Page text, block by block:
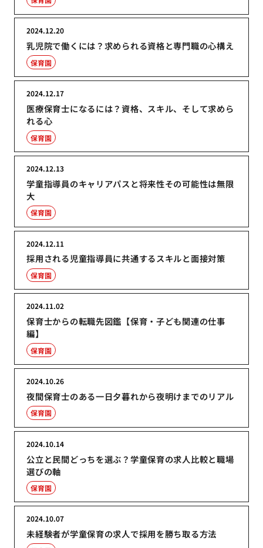
乳児院で働くには？求められる資格と専門職の心構え
2024.12.20
保育園
医療保育士になるには？資格、スキル、そして求めら
れる心
2024.12.17
保育園
学童指導員のキャリアパスと将来性その可能性は無限
大
2024.12.13
保育園
採用される児童指導員に共通するスキルと面接対策
2024.12.11
保育園
保育士からの転職先図鑑【保育・子ども関連の仕事
編】
2024.11.02
保育園
夜間保育士のある一日夕暮れから夜明けまでのリアル
2024.10.26
保育園
公立と民間どっちを選ぶ？学童保育の求人比較と職場
選びの軸
2024.10.14
保育園
未経験者が学童保育の求人で採用を勝ち取る方法
2024.10.07